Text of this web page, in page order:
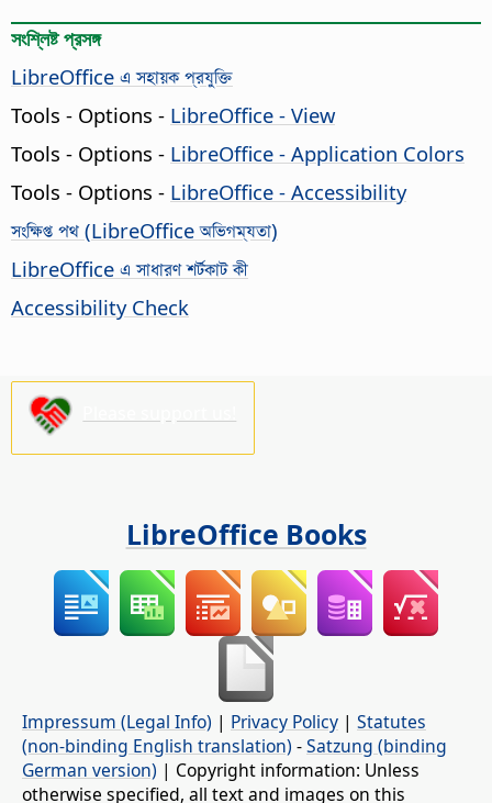
সংশ্লিষ্ট প্রসঙ্গ
LibreOffice এ সহায়ক প্রযুক্তি
Tools - Options - LibreOffice - View
Tools - Options - LibreOffice - Application Colors
Tools - Options - LibreOffice - Accessibility
সংক্ষিপ্ত পথ (LibreOfficeঅভিগম্যতা)
LibreOffice এ সাধারণ শর্টকাট কী
Accessibility Check
LibreOffice Books
Impressum (Legal Info) | Privacy Policy | Statutes
(non-binding English translation) -Satzung (binding
German version) | Copyright information: Unless
otherwise specified, all text and images on this